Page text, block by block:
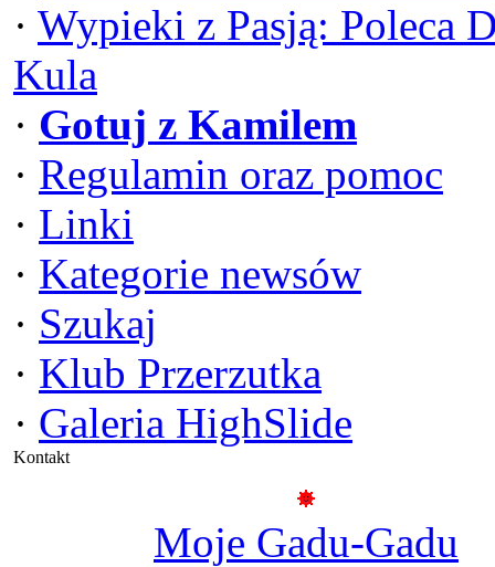
· Wypieki z Pasją: Poleca
Kula
· Gotuj z Kamilem
· Regulamin oraz pomoc
· Linki
· Kategorie newsów
· Szukaj
· Klub Przerzutka
· Galeria HighSlide
Kontakt
Moje Gadu-Gadu